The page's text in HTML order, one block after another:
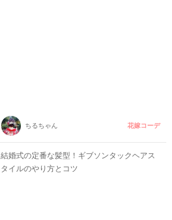
ちるちゃん 花嫁コーデ
結婚式の定番な髪型！ギブソンタックヘアス
タイルのやり方とコツ